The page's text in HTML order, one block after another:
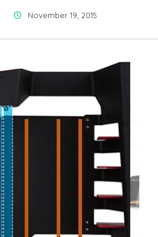
November 19, 2015